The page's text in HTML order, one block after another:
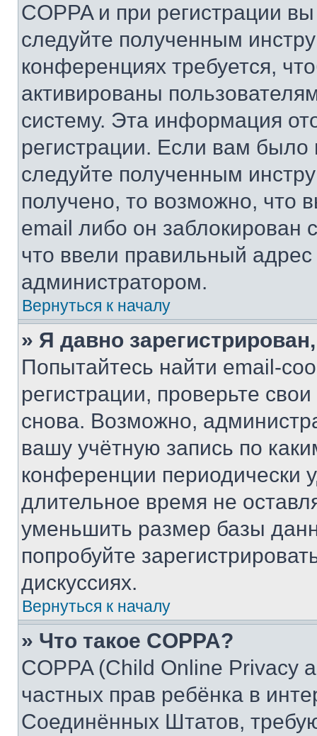
COPPA и при регистрации
следуйте полученным
конференциях требуется,
активированы
систему. Эта информация
регистрации. Если вам
следуйте полученным
получено, то возможно, что
email либо он
что ввели правильный адрес
администратором.
Вернуться к началу
» Я давно
Попытайтесь найти email-
регистрации, проверьте
снова. Возможно,
вашу учётную запись по
конференции периодически
длительное время не
уменьшить размер базы
попробуйте
дискуссиях.
Вернуться к началу
» Что такое COPPA?
COPPA (Child Online Privacy
частных прав ребёнка в
Соединённых Штатов,